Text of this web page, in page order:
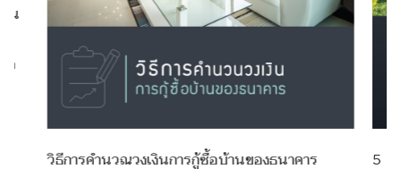
น
ก
วิธีการคำนวณวงเงินการกู้ซื้อบ้านของธนาคาร 5 สิ่